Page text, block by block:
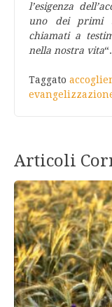
l’esigenza
uno dei primi
chiamati a
nella nostra vita“.
Taggato
Articoli